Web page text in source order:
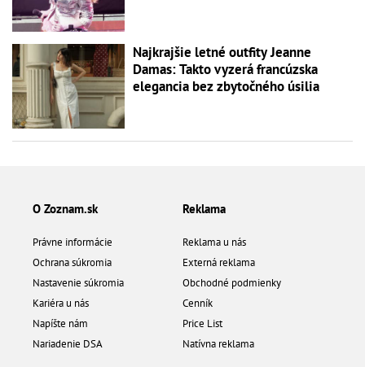
Najkrajšie letné outfity Jeanne
Damas: Takto vyzerá francúzska
elegancia bez zbytočného úsilia
O Zoznam.sk
Právne informácie
Ochrana súkromia
Nastavenie súkromia
Kariéra u nás
Napíšte nám
Nariadenie DSA
Reklama
Reklama u nás
Externá reklama
Obchodné podmienky
Cenník
Price List
Natívna reklama